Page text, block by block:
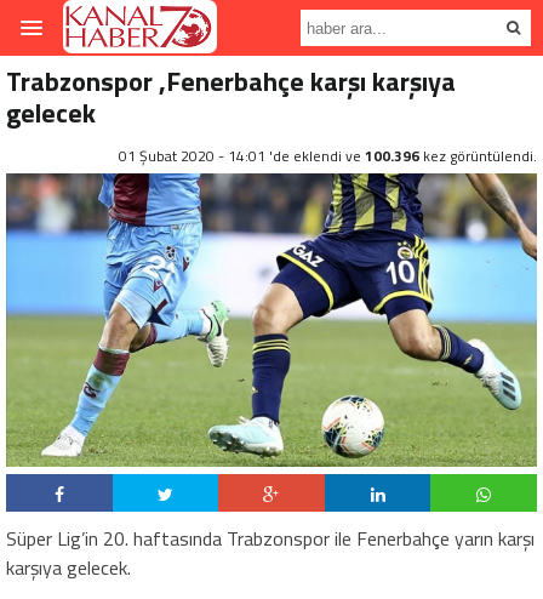
Trabzonspor ,Fenerbahçe karşı karşıya
gelecek
01 Şubat 2020 - 14:01 'de eklendi ve 100.396 kez görüntülendi.
Süper Lig’in 20. haftasında Trabzonspor ile Fenerbahçe yarın karşı
karşıya gelecek.